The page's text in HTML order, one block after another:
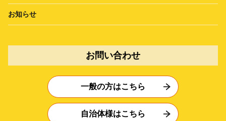
お知らせ
お問い合わせ
一般の方はこちら
自治体様はこちら